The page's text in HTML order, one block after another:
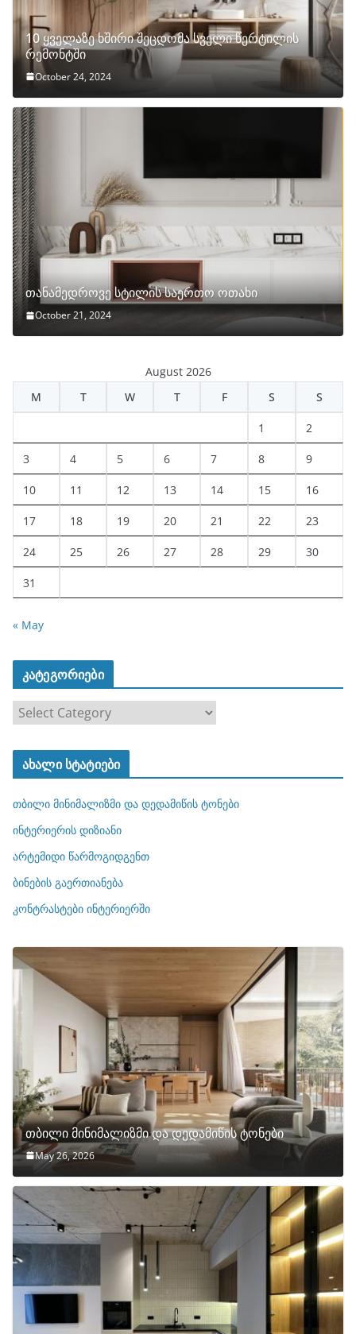
10 ყველაზე ხშირი შეცდომა სველი წერტილის
რემონტში
October 24, 2024
თანამედროვე სტილის საერთო ოთახი
October 21, 2024
August 2026
M
T W T F S S
1 2
3 4 5 6 7 8 9
10 11 12 13 14 15 16
17 18 19 20 21 22 23
24 25 26 27 28 29 30
31
« May
კატეგორიები
ტ
ო
რ
ბ
ი
ახალი სტატიები
თბილი მინიმალიზმი და დედამიწის ტონები
ინტერიერის დიზიანი
არტემიდი წარმოგიდგენთ
ბინების გაერთიანება
კონტრასტები ინტერიერში
თბილი მინიმალიზმი და დედამიწის ტონები
May 26, 2026